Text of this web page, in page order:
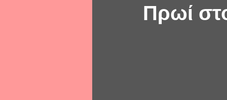
Πρωί